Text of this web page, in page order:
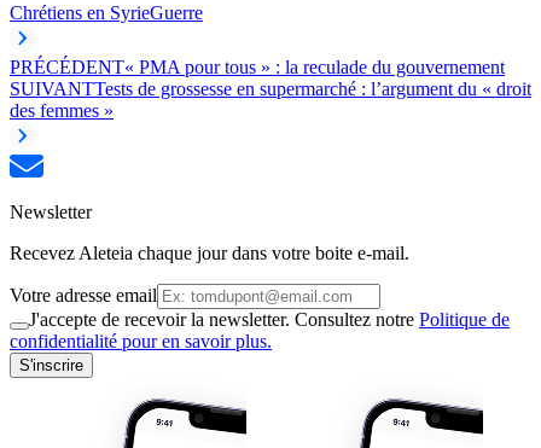
Chrétiens en SyrieGuerre
PRÉCÉDENT« PMA pour tous » : la reculade du gouvernement
SUIVANTTests de grossesse en supermarché : l’argument du « droit
des femmes »
Newsletter
Recevez Aleteia chaque jour dans votre boite e-mail.
Votre adresse email
J'accepte de recevoir la newsletter. Consultez notre Politique de
confidentialité pour en savoir plus.
S'inscrire